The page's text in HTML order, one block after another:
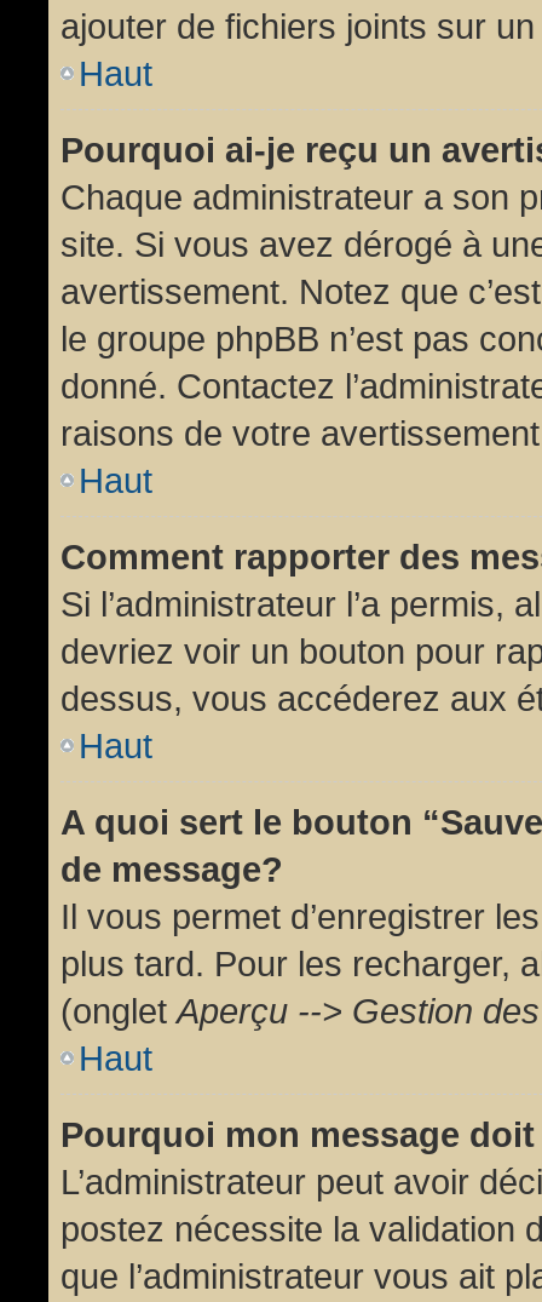
ajouter de fichiers joints sur
Haut
Pourquoi ai-je reçu un
Chaque administrateur a son
site. Si vous avez dérogé à
avertissement. Notez que
le groupe phpBB n’est pas
donné. Contactez
raisons de votre
Haut
Comment rapporter des
Si l’administrateur l’a permis,
devriez voir un bouton pour
dessus, vous accéderez aux
Haut
A quoi sert le bouton
de message?
Il vous permet d’enregistrer
plus tard. Pour les recharger,
(ongletAperçu --> Gestion
Haut
Pourquoi mon message
L’administrateur peut avoir
postez nécessite la validation
que l’administrateur vous ait